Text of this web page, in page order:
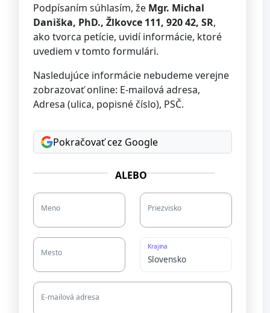
Podpísaním súhlasím, že Mgr. Michal
Daniška, PhD., Žlkovce 111, 920 42, SR,
ako tvorca petície, uvidí informácie, ktoré
uvediem v tomto formulári.
Nasledujúce informácie nebudeme verejne
zobrazovať online: E-mailová adresa,
Adresa (ulica, popisné číslo), PSČ.
Pokračovať cez Google
ALEBO
Meno Priezvisko
Mesto
Krajina
E-mailová adresa